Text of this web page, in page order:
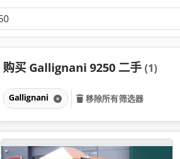
购买 Gallignani 9250 二手 (1)
Gallignani 移除所有筛选器